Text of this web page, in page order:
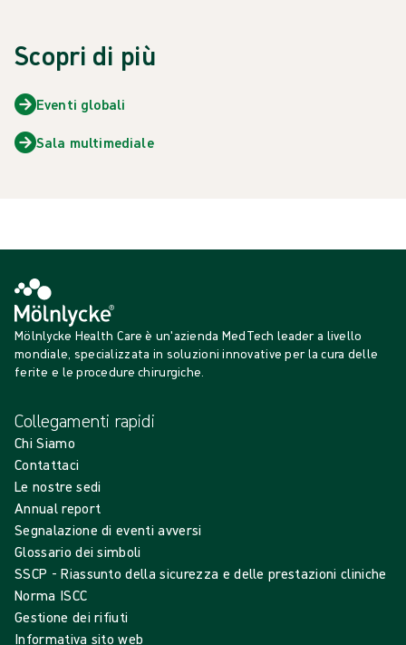
Scopri di più
Eventi globali
Sala multimediale
Mölnlycke Health Care è un'azienda MedTech leader a livello
mondiale, specializzata in soluzioni innovative per la cura delle
ferite e le procedure chirurgiche.
Collegamenti rapidi
Chi Siamo
Contattaci
Le nostre sedi
Annual report
Segnalazione di eventi avversi
Glossario dei simboli
SSCP - Riassunto della sicurezza e delle prestazioni cliniche
Norma ISCC
Gestione dei rifiuti
Informativa sito web